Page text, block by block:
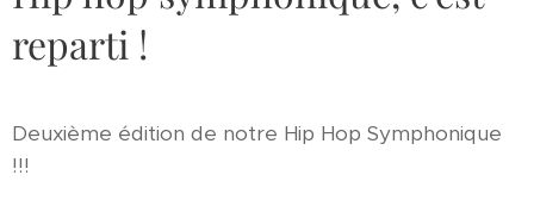
reparti !
Deuxième édition de notre Hip Hop Symphonique
!!!